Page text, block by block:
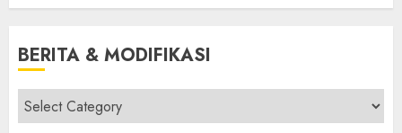
BERITA & MODIFIKASI
Berita
&